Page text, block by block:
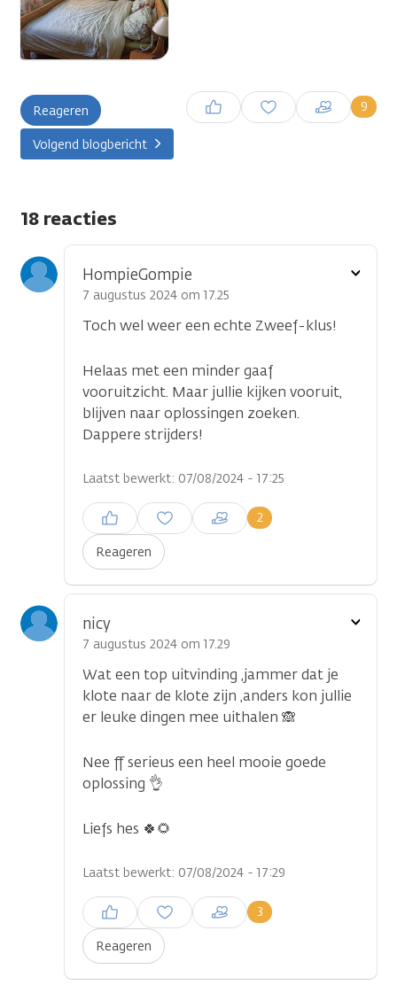
Reageren 9
Inloggen om een reactie te
plaatsen
Volgend blogbericht
18 reacties
HompieGompie
7 augustus 2024 om 17.25
Toch wel weer een echte Zweef-klus!
Helaas met een minder gaaf
vooruitzicht. Maar jullie kijken vooruit,
blijven naar oplossingen zoeken.
Dappere strijders!
Laatst bewerkt: 07/08/2024 - 17:25
Reageren
2
Inloggen om een reactie te
plaatsen
Toon
nicy
7 augustus 2024 om 17.29
Wat een top uitvinding ,jammer dat je
klote naar de klote zijn ,anders kon jullie
er leuke dingen mee uithalen 🙈
Nee ff serieus een heel mooie goede
oplossing 👌
Liefs hes 🍀🌻
Laatst bewerkt: 07/08/2024 - 17:29
Reageren
3
Inloggen om een reactie te
plaatsen
Toon